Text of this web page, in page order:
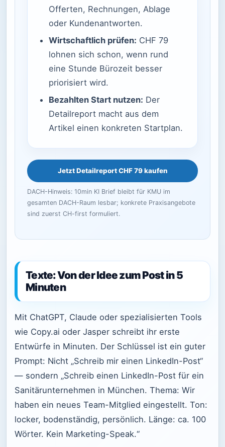
Offerten, Rechnungen, Ablage
oder Kundenantworten.
Wirtschaftlich prüfen: CHF 79
lohnen sich schon, wenn rund
eine Stunde Bürozeit besser
priorisiert wird.
Bezahlten Start nutzen: Der
Detailreport macht aus dem
Artikel einen konkreten Startplan.
Jetzt Detailreport CHF 79 kaufen
DACH-Hinweis: 10min KI Brief bleibt für KMU im
gesamten DACH-Raum lesbar; konkrete Praxisangebote
sind zuerst CH-first formuliert.
Texte: Von der Idee zum Post in 5
Minuten
Mit ChatGPT, Claude oder spezialisierten Tools
wie Copy.ai oder Jasper schreibt ihr erste
Entwürfe in Minuten. Der Schlüssel ist ein guter
Prompt: Nicht „Schreib mir einen LinkedIn-Post“
— sondern „Schreib einen LinkedIn-Post für ein
Sanitärunternehmen in München. Thema: Wir
haben ein neues Team-Mitglied eingestellt. Ton:
locker, bodenständig, persönlich. Länge: ca. 100
Wörter. Kein Marketing-Speak.“